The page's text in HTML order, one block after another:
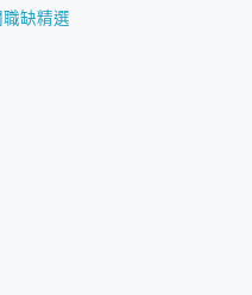
缺精選